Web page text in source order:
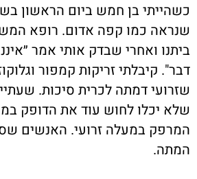
כשהייתי בן חמש ביום הראשון
שנראה כמו קפה אדום. רופא
ביתנו ואחרי שבדק אותי אמר
דבר". קיבלתי זריקות קמפור
שזרועי דמתה לכרית סיכות.
שלא יכלו לחוש עוד את הדופק
המרפק במעלה זרועי. האנשים
המתה.